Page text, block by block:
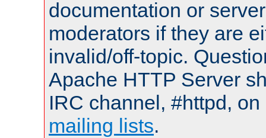
documentation or
moderators if they are
invalid/off-topic.
Apache HTTP Server
IRC channel, #httpd,
mailing lists.